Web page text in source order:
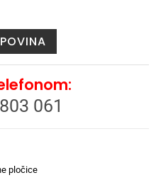
061
pločice